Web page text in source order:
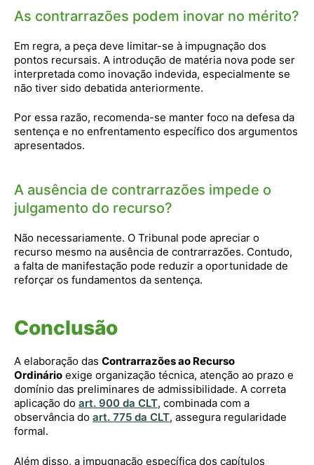
As contrarrazões podem inovar no mérito?
Em regra, a peça deve limitar-se à impugnação dos
pontos recursais. A introdução de matéria nova pode ser
interpretada como inovação indevida, especialmente se
não tiver sido debatida anteriormente.
Por essa razão, recomenda-se manter foco na defesa da
sentença e no enfrentamento específico dos argumentos
apresentados.
A ausência de contrarrazões impede o
julgamento do recurso?
Não necessariamente. O Tribunal pode apreciar o
recurso mesmo na ausência de contrarrazões. Contudo,
a falta de manifestação pode reduzir a oportunidade de
reforçar os fundamentos da sentença.
Conclusão
A elaboração das Contrarrazões ao Recurso
Ordinário exige organização técnica, atenção ao prazo e
domínio das preliminares de admissibilidade. A correta
aplicação do art. 900 da CLT, combinada com a
observância do art. 775 da CLT, assegura regularidade
formal.
Além disso, a impugnação específica dos capítulos